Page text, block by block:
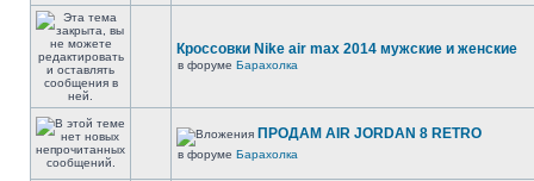
Кроссовки Nike air max 2014 мужские и женские
в форуме Барахолка
ПРОДАМ AIR JORDAN 8 RETRO
в форуме Барахолка